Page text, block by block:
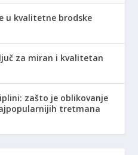
u kvalitetne brodske
za miran i kvalitetan
zašto je oblikovanje
tretmana